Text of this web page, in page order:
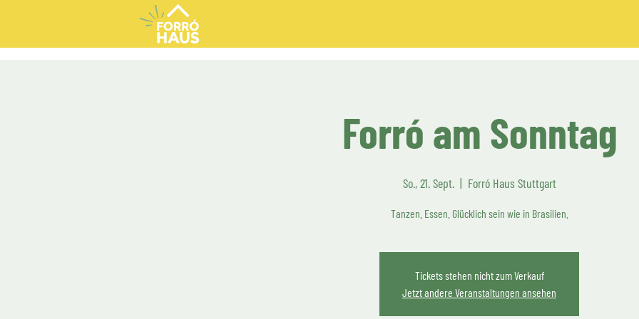
Forró am Sonntag
So., 21. Sept.
  |
Forró Haus Stuttgart
Tanzen. Essen. Glücklich sein wie in Brasilien.
Tickets stehen nicht zum Verkauf
Jetzt andere Veranstaltungen ansehen